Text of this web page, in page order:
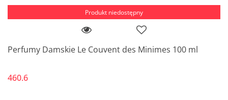
Produkt niedostępny
Perfumy Damskie Le Couvent des Minimes 100 ml
460.6